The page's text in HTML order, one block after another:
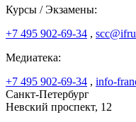
Курсы / Экзамены:
+7 495 902-69-34 ,
Медиатека:
+7 495 902-69-34 , info-
Санкт-Петербург
Невский проспект, 12